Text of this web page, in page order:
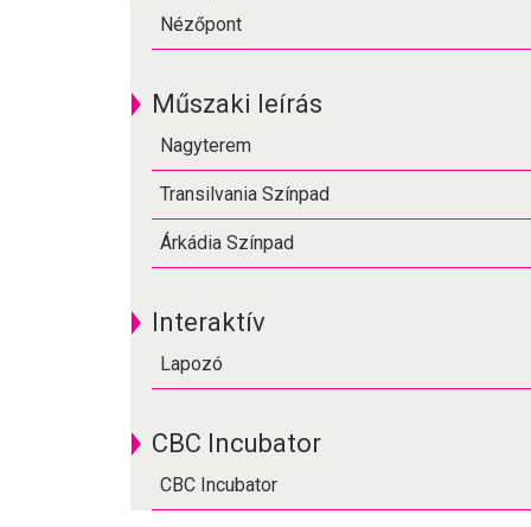
Nézőpont
Műszaki leírás
Nagyterem
Transilvania Színpad
Árkádia Színpad
Interaktív
Lapozó
CBC Incubator
CBC Incubator